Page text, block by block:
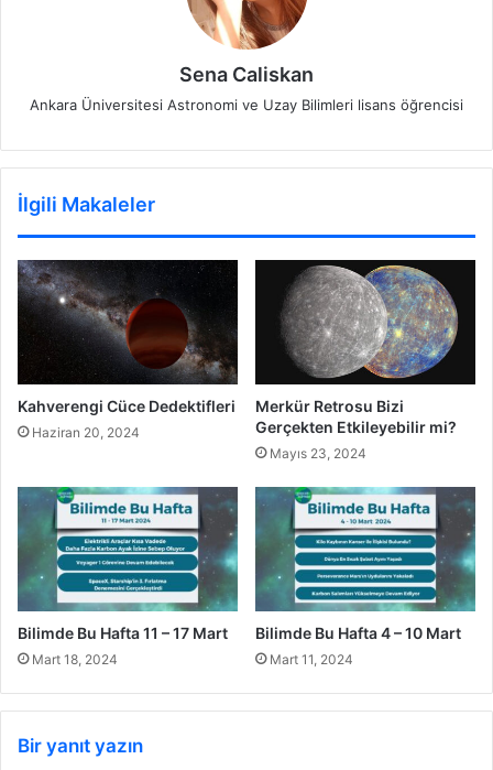
Sena Caliskan
Ankara Üniversitesi Astronomi ve Uzay Bilimleri lisans öğrencisi
İlgili Makaleler
Kahverengi Cüce Dedektifleri
Haziran 20, 2024
Merkür Retrosu Bizi
Gerçekten Etkileyebilir mi?
Mayıs 23, 2024
Bilimde Bu Hafta 11 – 17 Mart
Mart 18, 2024
Bilimde Bu Hafta 4 – 10 Mart
Mart 11, 2024
Bir yanıt yazın